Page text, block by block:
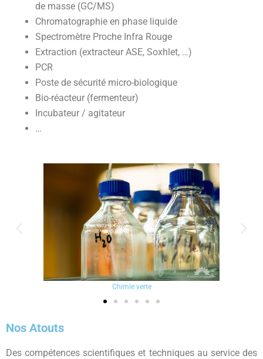
de masse (GC/MS)
Chromatographie en phase liquide
Spectromètre Proche Infra Rouge
Extraction (extracteur ASE, Soxhlet, …)
PCR
Poste de sécurité micro-biologique
Bio-réacteur (fermenteur)
Incubateur / agitateur
…
Chimie verte
Nos Atouts
Des compétences scientifiques et techniques au service des